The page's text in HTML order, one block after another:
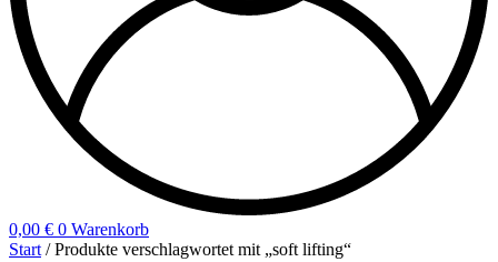
0,00 € 0 Warenkorb
Start / Produkte verschlagwortet mit „soft lifting“